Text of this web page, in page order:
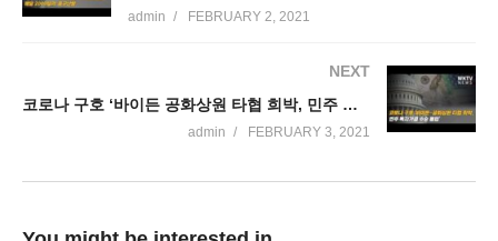
admin FEBRUARY 2, 2021
NEXT
코로나 구호 ‘바이든 공화상원 타협 희박, 민주 독자가결 수순 돌입’
admin FEBRUARY 3, 2021